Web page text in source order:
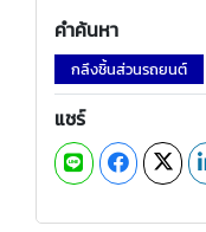
คำค้นหา
กลึงชิ้นส่วนรถยนต์
แชร์